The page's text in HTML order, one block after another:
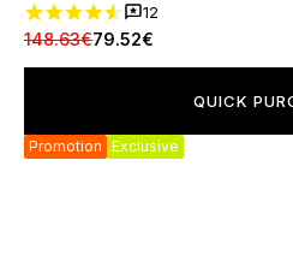
12
148.63€79.52€
QUICK
Promotion Exclusive